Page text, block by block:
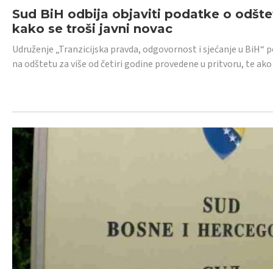
Sud BiH odbija objaviti podatke o
kako se troši javni novac
Udruženje „Tranzicijska pravda, odgovornost i sjećanje u
na odštetu za više od četiri godine provedene u pritvoru, te